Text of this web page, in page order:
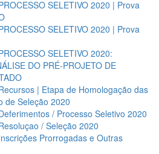
SELETIVO 2020 | Prova
SELETIVO 2020 | Prova
SELETIVO 2020:
DO PRÉ-PROJETO DE
| Etapa de Homologação das
de Seleção 2020
/ Processo Seletivo 2020
/ Seleção 2020
Prorrogadas e Outras